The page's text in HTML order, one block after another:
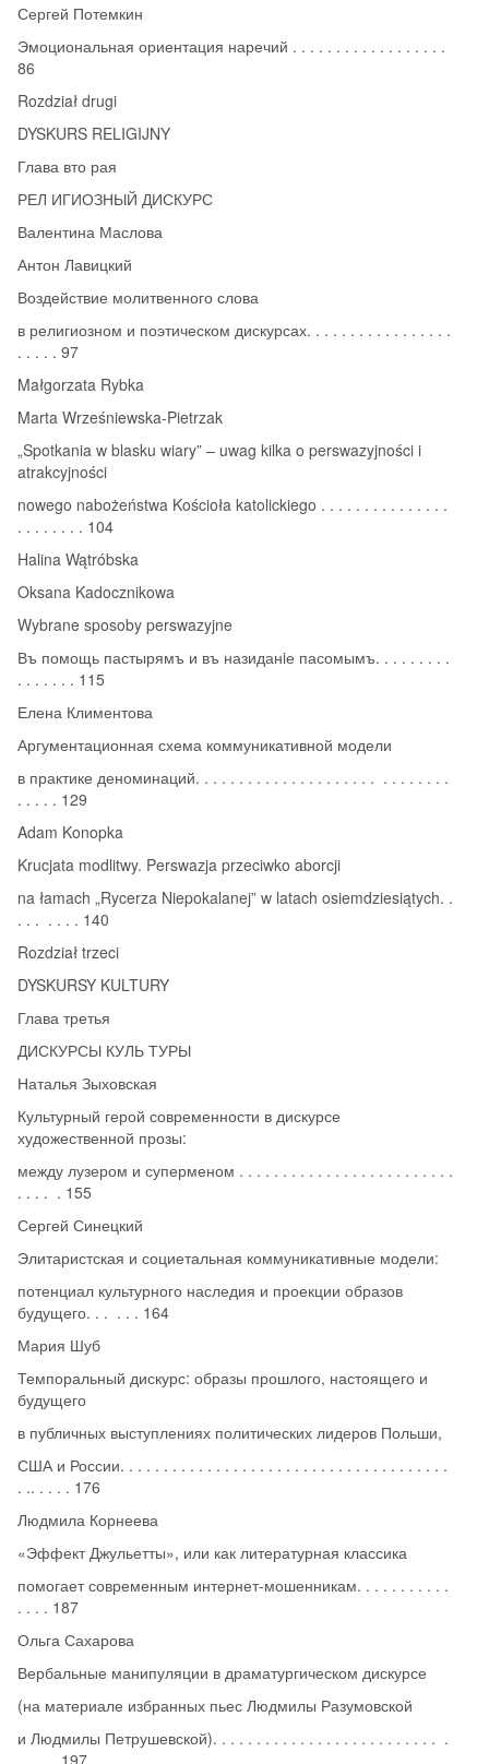
Сергей Потемкин
Эмоциональная ориентация наречий . . . . . . . . . . . . . . . . . .
86
Rozdział drugi
DYSKURS RELIGIJNY
Глава вто рая
РЕЛ ИГИОЗНЫЙ ДИСКУРС
Валентина Маслова
Антон Лавицкий
Воздействие молитвенного слова
в религиозном и поэтическом дискурсах. . . . . . . . . . . . . . . . .
. . . . . 97
Małgorzata Rybka
Marta Wrześniewska-Pietrzak
„Spotkania w blasku wiary” – uwag kilka o perswazyjności i
atrakcyjności
nowego nabożeństwa Kościoła katolickiego . . . . . . . . . . . . . . .
. . . . . . . . 104
Halina Wątróbska
Oksana Kadocznikowa
Wybrane sposoby perswazyjne
Въ помощь пастырямъ и въ назиданiе пасомымъ. . . . . . . . .
. . . . . . . 115
Елена Климентова
Аргументационная схема коммуникативной модели
в практике деноминаций. . . . . . . . . . . . . . . . . . . . . . . . . . . . .
. . . . . 129
Adam Konopka
Krucjata modlitwy. Perswazja przeciwko aborcji
na łamach „Rycerza Niepokalanej” w latach osiemdziesiątych. .
. . . . . . . 140
Rozdział trzeci
DYSKURSY KULTURY
Глава третья
ДИСКУРСЫ КУЛЬ ТУРЫ
Наталья Зыховская
Культурный герой современности в дискурсе
художественной прозы:
между лузером и суперменом . . . . . . . . . . . . . . . . . . . . . . . . .
. . . . . 155
Сергей Синецкий
Элитаристская и социетальная коммуникативные модели:
потенциал культурного наследия и проекции образов
будущего. . . . . . 164
Мария Шуб
Темпоральный дискурс: образы прошлого, настоящего и
будущего
в публичных выступлениях политических лидеров Польши,
США и России. . . . . . . . . . . . . . . . . . . . . . . . . . . . . . . . . . . . . .
. .. . . . . 176
Людмила Корнеева
«Эффект Джульетты», или как литературная классика
помогает современным интернет-мошенникам. . . . . . . . . . .
. . . . 187
Ольга Сахарова
Вербальные манипуляции в драматургическом дискурсе
(на материале избранных пьес Людмилы Разумовской
и Людмилы Петрушевской). . . . . . . . . . . . . . . . . . . . . . . . . . .
. . . . . 197